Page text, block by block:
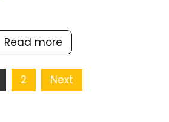
Read more
2 Next